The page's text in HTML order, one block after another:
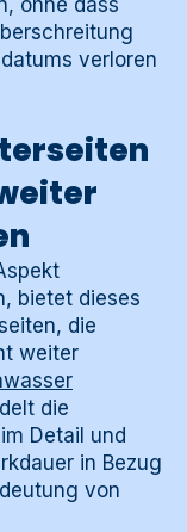
ohne dass
verloren
bietet dieses
die
weiter
die
Detail und
in Bezug
von